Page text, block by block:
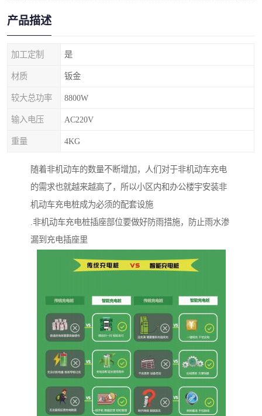
产品描述
加工定制 是
材质 钣金
较大总功率 8800W
输入电压 AC220V
重量 4KG
随着非机动车的数量不断增加，人们对于非机动车充电
的需求也就越来越高了，所以小区内和办公楼宇安装非
机动车充电桩成为必须的配套设施
.非机动车充电桩插座部位要做好防雨措施，防止雨水渗
漏到充电插座里